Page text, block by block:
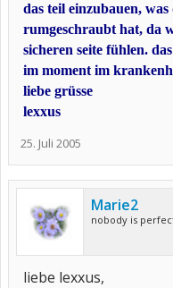
das teil einzubauen,
rumgeschraubt hat, da
sicheren seite fühlen.
im moment im
liebe grüsse
lexxus
25. Juli 2005
Marie2
nobody is
liebe lexxus,